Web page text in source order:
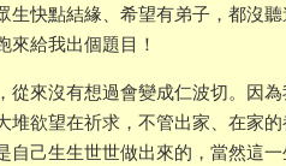
生快點結緣、希望有弟子，都沒
給我出個題目！
來沒有想過會變成仁波切。因
欲望在祈求，不管出家、在家
己生生世世做出來的，當然這一